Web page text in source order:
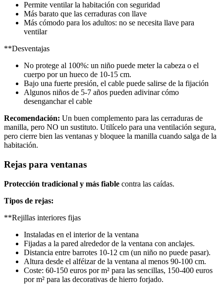
Permite ventilar la habitación con seguridad
Más barato que las cerraduras con llave
Más cómodo para los adultos: no se necesita llave para
ventilar
**Desventajas
No protege al 100%: un niño puede meter la cabeza o el
cuerpo por un hueco de 10-15 cm.
Bajo una fuerte presión, el cable puede salirse de la fijación
Algunos niños de 5-7 años pueden adivinar cómo
desenganchar el cable
Recomendación: Un buen complemento para las cerraduras de
manilla, pero NO un sustituto. Utilícelo para una ventilación segura,
pero cierre bien las ventanas y bloquee la manilla cuando salga de la
habitación.
Rejas para ventanas
Protección tradicional y más fiable contra las caídas.
Tipos de rejas:
**Rejillas interiores fijas
Instaladas en el interior de la ventana
Fijadas a la pared alrededor de la ventana con anclajes.
Distancia entre barrotes 10-12 cm (un niño no puede pasar).
Altura desde el alféizar de la ventana al menos 90-100 cm.
Coste: 60-150 euros por m² para las sencillas, 150-400 euros
por m² para las decorativas de hierro forjado.